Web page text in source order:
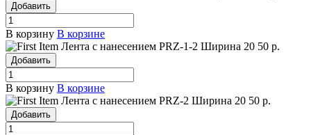
Добавить
В корзину В корзине
Лента с нанесением PRZ-1-2 Ширина 20 50 р.
Добавить
В корзину В корзине
Лента с нанесением PRZ-2 Ширина 20 50 р.
Добавить